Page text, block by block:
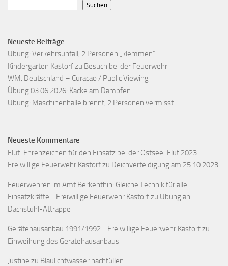
Suchen
Neueste Beiträge
Übung: Verkehrsunfall, 2 Personen „klemmen“
Kindergarten Kastorf zu Besuch bei der Feuerwehr
WM: Deutschland – Curacao / Public Viewing
Übung 03.06.2026: Kacke am Dampfen
Übung: Maschinenhalle brennt, 2 Personen vermisst
Neueste Kommentare
Flut-Ehrenzeichen für den Einsatz bei der Ostsee-Flut 2023 -
Freiwillige Feuerwehr Kastorfzu Deichverteidigung am 25.10.2023
Feuerwehren im Amt Berkenthin: Gleiche Technik für alle
Einsatzkräfte - Freiwillige Feuerwehr Kastorfzu Übung an
Dachstuhl-Attrappe
Gerätehausanbau 1991/1992 - Freiwillige Feuerwehr Kastorfzu
Einweihung des Gerätehausanbaus
Justine zu Blaulichtwasser nachfüllen